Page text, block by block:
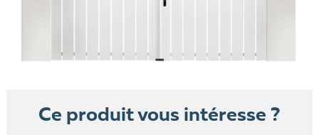
Ce produit vous intéresse ?